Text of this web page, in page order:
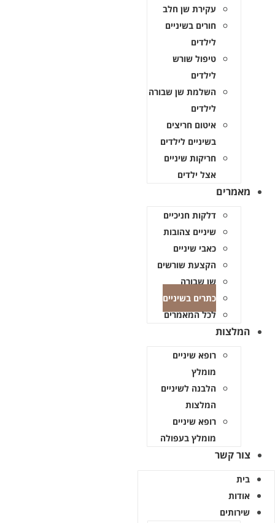
עקירת שן חלב
חורים בשיניים
לילדים
טיפול שורש
לילדים
השלמת שן שבורה
לילדים
איטום חריצים
בשיניים לילדים
חריקות שיניים
אצל ילדים
מאמרים
דלקות חניכיים
שיניים צהובות
כאבי שיניים
הקצעת שורשים
שן שבורה
כתרים בשיניים
לכל המאמרים
המלצות
רופא שיניים
מומלץ
הלבנה לשיניים
המלצות
רופא שיניים
מומלץ בעפולה
צור קשר
בית
אודות
שירותים